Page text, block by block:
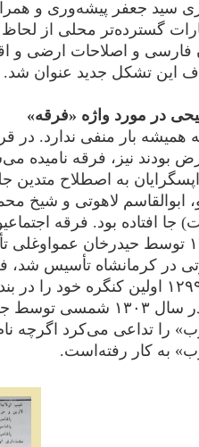
سید جعفر پیشه‌وری و
گسترده‌تر محلی از
فارسی و اصلاحات ارضی و
این تشکل جدید عنوان شد.
در مورد واژه «فرقه»
همیشه بار منفی ندارد. در
بودند نیز، فرقه نامیده
به اصطلاح متدین
ابوالقاسم لاهوتی و شیخ
جا افتاده بود. فرقه
در کرمانشاه تأسیس شد،
تیر ۱۲۹۹ اولین کنگره خود
که در سال ۱۳۰۳
را تداعی می‌کرد اگرچه
به کار رفته‌است.